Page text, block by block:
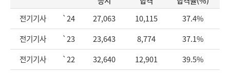
전기기사
`24 27,063 10,115
37.4%
전기기사
`23 23,643 8,774
37.1%
전기기사
`22 32,640 12,901
39.5%